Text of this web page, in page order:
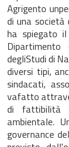
Agrigento
di una società
ha spiegato
Dipartimento
degliStudi di
diversi tipi,
sindacati,
vafatto
di fattibilità
ambientale.
governance